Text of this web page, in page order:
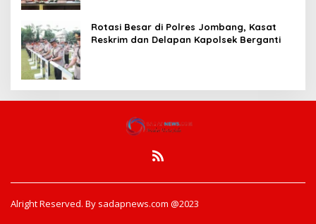
Rotasi Besar di Polres Jombang, Kasat
Reskrim dan Delapan Kapolsek Berganti
Alright Reserved. By sadapnews.com @2023